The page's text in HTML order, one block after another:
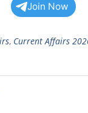
Join Now
, Current Affairs